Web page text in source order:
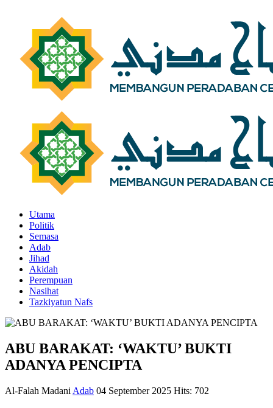
Utama
Politik
Semasa
Adab
Jihad
Akidah
Perempuan
Nasihat
Tazkiyatun Nafs
ABU BARAKAT: ‘WAKTU’ BUKTI
ADANYA PENCIPTA
Al-Falah Madani Adab 04 September 2025 Hits: 702